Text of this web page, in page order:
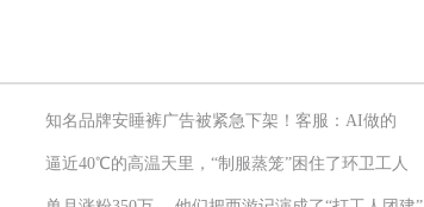
知名品牌安睡裤广告被紧急下架！客服：AI做的
逼近40℃的高温天里，“制服蒸笼”困住了环卫工人